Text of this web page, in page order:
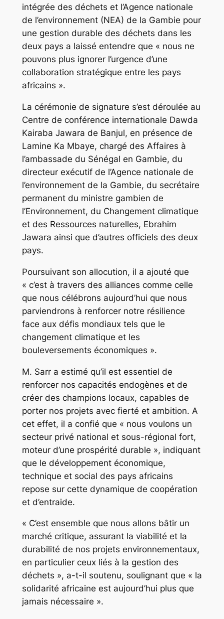
intégrée des déchets et l’Agence nationale
de l’environnement (NEA) de la Gambie pour
une gestion durable des déchets dans les
deux pays a laissé entendre que « nous ne
pouvons plus ignorer l’urgence d’une
collaboration stratégique entre les pays
africains ».
La cérémonie de signature s’est déroulée au
Centre de conférence internationale Dawda
Kairaba Jawara de Banjul, en présence de
Lamine Ka Mbaye, chargé des Affaires à
l’ambassade du Sénégal en Gambie, du
directeur exécutif de l’Agence nationale de
l’environnement de la Gambie, du secrétaire
permanent du ministre gambien de
l’Environnement, du Changement climatique
et des Ressources naturelles, Ebrahim
Jawara ainsi que d’autres officiels des deux
pays.
Poursuivant son allocution, il a ajouté que
« c’est à travers des alliances comme celle
que nous célébrons aujourd’hui que nous
parviendrons à renforcer notre résilience
face aux défis mondiaux tels que le
changement climatique et les
bouleversements économiques ».
M. Sarr a estimé qu’il est essentiel de
renforcer nos capacités endogènes et de
créer des champions locaux, capables de
porter nos projets avec fierté et ambition. A
cet effet, il a confié que « nous voulons un
secteur privé national et sous-régional fort,
moteur d’une prospérité durable », indiquant
que le développement économique,
technique et social des pays africains
repose sur cette dynamique de coopération
et d’entraide.
« C’est ensemble que nous allons bâtir un
marché critique, assurant la viabilité et la
durabilité de nos projets environnementaux,
en particulier ceux liés à la gestion des
déchets », a-t-il soutenu, soulignant que « la
solidarité africaine est aujourd’hui plus que
jamais nécessaire ».